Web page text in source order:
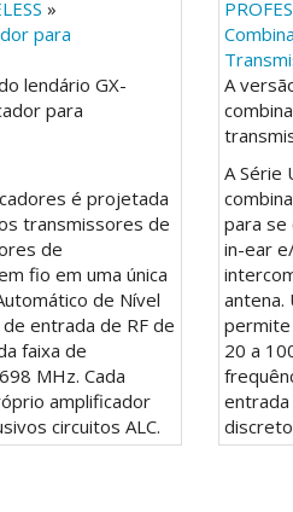
»
para
lendário GX-
para
é projetada
transmissores de
de
fio em uma única
de Nível
entrada de RF de
faixa de
MHz. Cada
amplificador
circuitos ALC.
A
A Série
para se
in-ear
antena.
permite
20 a